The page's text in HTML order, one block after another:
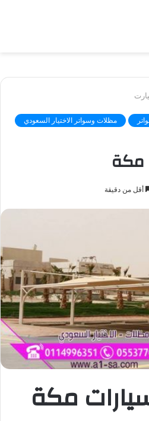
مظلات وسواتر الاختيار السعودي
مكة
أقل من دقيقة
مكة